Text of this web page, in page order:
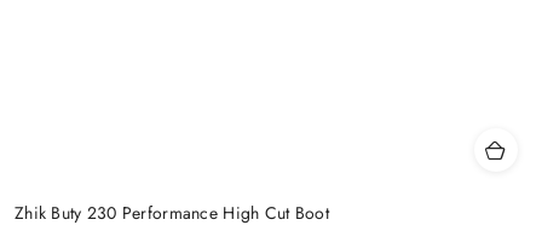
Zhik Buty 230 Performance High Cut Boot